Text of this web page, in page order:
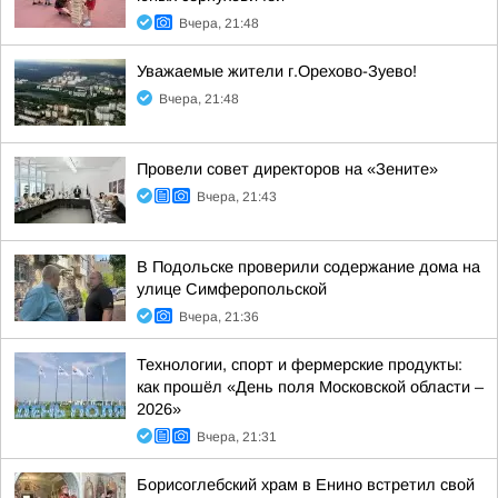
Вчера, 21:48
Уважаемые жители г.Орехово-Зуево!
Вчера, 21:48
Провели совет директоров на «Зените»
Вчера, 21:43
В Подольске проверили содержание дома на
улице Симферопольской
Вчера, 21:36
Технологии, спорт и фермерские продукты:
как прошёл «День поля Московской области –
2026»
Вчера, 21:31
Борисоглебский храм в Енино встретил свой